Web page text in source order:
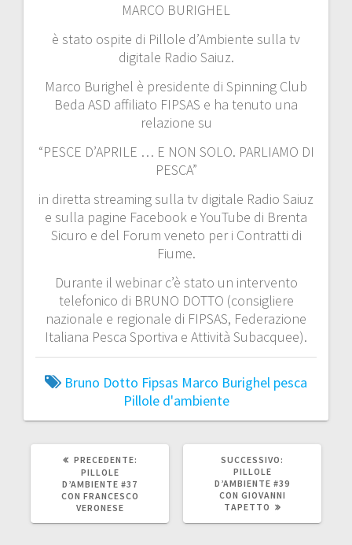
MARCO BURIGHEL
è stato ospite di Pillole d’Ambiente sulla tv
digitale Radio Saiuz.
Marco Burighel è presidente di Spinning Club
Beda ASD affiliato FIPSAS e ha tenuto una
relazione su
“PESCE D’APRILE … E NON SOLO. PARLIAMO DI
PESCA”
in diretta streaming sulla tv digitale Radio Saiuz
e sulla pagine Facebook e YouTube di Brenta
Sicuro e del Forum veneto per i Contratti di
Fiume.
Durante il webinar c’è stato un intervento
telefonico di BRUNO DOTTO (consigliere
nazionale e regionale di FIPSAS, Federazione
Italiana Pesca Sportiva e Attività Subacquee).
Bruno Dotto Fipsas Marco Burighel pesca
Pillole d'ambiente
PRECEDENTE:
PILLOLE
D’AMBIENTE #37
CON FRANCESCO
VERONESE
SUCCESSIVO:
PILLOLE
D’AMBIENTE #39
CON GIOVANNI
TAPETTO